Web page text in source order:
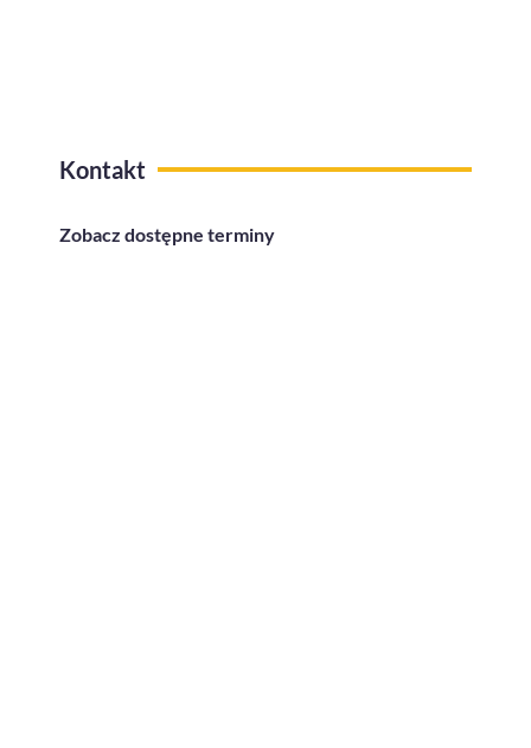
Kontakt
Zobacz dostępne terminy